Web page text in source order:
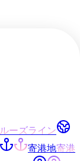
ーズライン
寄港地寄港